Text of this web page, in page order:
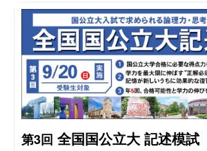
第3回 全国国公立大 記述模試